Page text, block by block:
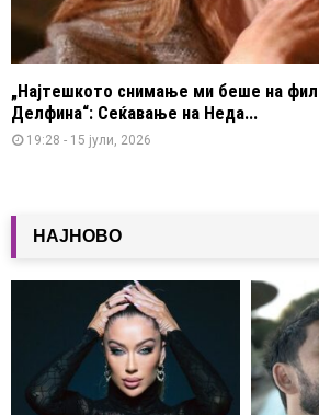
„Најтешкото снимање ми беше на
Делфина“: Сеќавање на Неда...
19:28 - 15 јули, 2026
НАЈНОВО